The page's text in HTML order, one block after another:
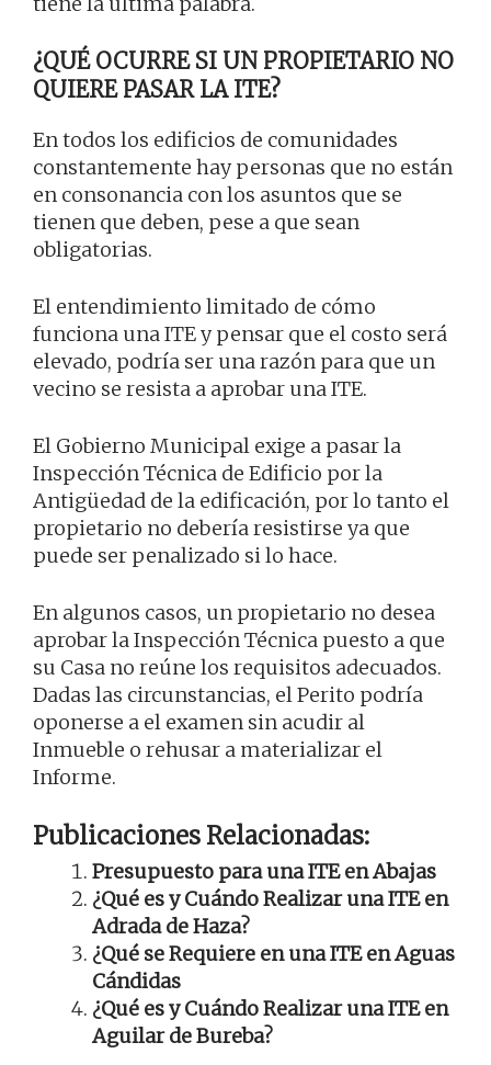
¿QUÉ OCURRE SI UN PROPIETARIO NO
QUIERE PASAR LA ITE?
En todos los edificios de comunidades
constantemente hay personas que no están
en consonancia con los asuntos que se
tienen que deben, pese a que sean
obligatorias.
El entendimiento limitado de cómo
funciona una ITE y pensar que el costo será
elevado, podría ser una razón para que un
vecino se resista a aprobar una ITE.
El Gobierno Municipal exige a pasar la
Inspección Técnica de Edificio por la
Antigüedad de la edificación, por lo tanto el
propietario no debería resistirse ya que
puede ser penalizado si lo hace.
En algunos casos, un propietario no desea
aprobar la Inspección Técnica puesto a que
su Casa no reúne los requisitos adecuados.
Dadas las circunstancias, el Perito podría
oponerse a el examen sin acudir al
Inmueble o rehusar a materializar el
Informe.
Publicaciones Relacionadas:
Presupuesto para una ITE en Abajas
¿Qué es y Cuándo Realizar una ITE en
Adrada de Haza?
¿Qué se Requiere en una ITE en Aguas
Cándidas
¿Qué es y Cuándo Realizar una ITE en
Aguilar de Bureba?